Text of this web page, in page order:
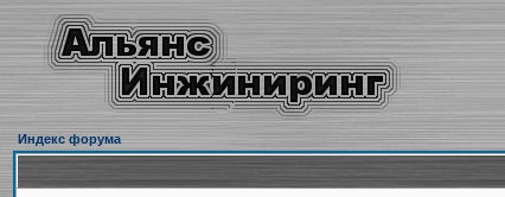
Индекс форума